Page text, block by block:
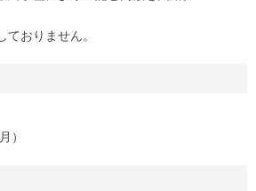
おりません。
）